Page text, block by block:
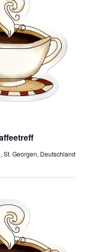
St. Georgen, Deutschland